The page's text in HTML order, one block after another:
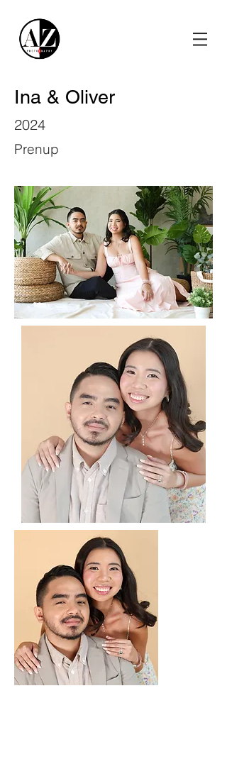
Ina & Oliver
2024
Prenup